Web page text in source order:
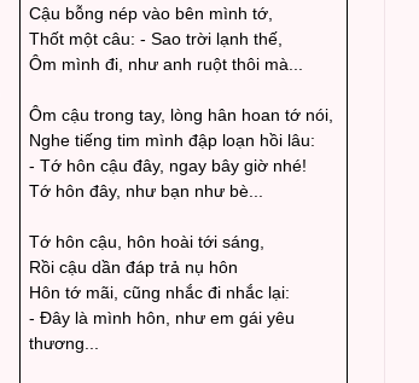
Cậu bỗng nép vào bên mình tớ,
Thốt một câu: - Sao trời lạnh thế,
Ôm mình đi, như anh ruột thôi mà...
Ôm cậu trong tay, lòng hân hoan tớ nói,
Nghe tiếng tim mình đập loạn hồi lâu:
- Tớ hôn cậu đây, ngay bây giờ nhé!
Tớ hôn đây, như bạn như bè...
Tớ hôn cậu, hôn hoài tới sáng,
Rồi cậu dần đáp trả nụ hôn
Hôn tớ mãi, cũng nhắc đi nhắc lại:
- Đây là mình hôn, như em gái yêu
thương...